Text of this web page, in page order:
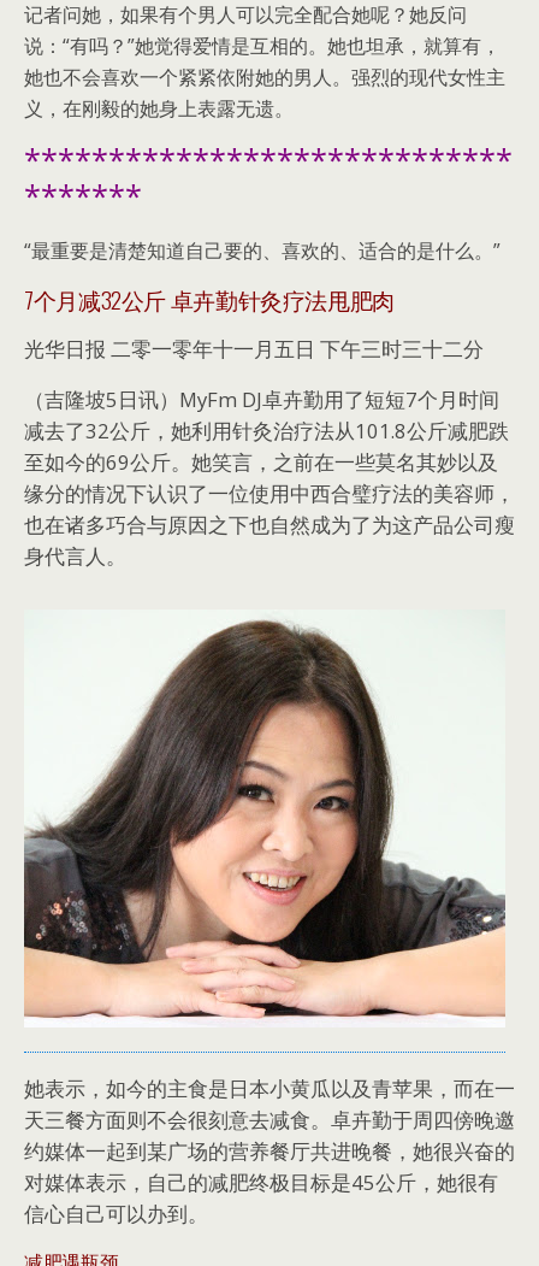
记者问她，如果有个男人可以完全配合她呢？她反问
说：“有吗？”她觉得爱情是互相的。她也坦承，就算有，
她也不会喜欢一个紧紧依附她的男人。强烈的现代女性主
义，在刚毅的她身上表露无遗。
*****************************
*******
“最重要是清楚知道自己要的、喜欢的、适合的是什么。”
7个月减32公斤 卓卉勤针灸疗法甩肥肉
光华日报 二零一零年十一月五日 下午三时三十二分
（吉隆坡5日讯）MyFm DJ卓卉勤用了短短7个月时间
减去了32公斤，她利用针灸治疗法从101.8公斤减肥跌
至如今的69公斤。她笑言，之前在一些莫名其妙以及
缘分的情况下认识了一位使用中西合璧疗法的美容师，
也在诸多巧合与原因之下也自然成为了为这产品公司瘦
身代言人。
她表示，如今的主食是日本小黄瓜以及青苹果，而在一
天三餐方面则不会很刻意去减食。卓卉勤于周四傍晚邀
约媒体一起到某广场的营养餐厅共进晚餐，她很兴奋的
对媒体表示，自己的减肥终极目标是45公斤，她很有
信心自己可以办到。